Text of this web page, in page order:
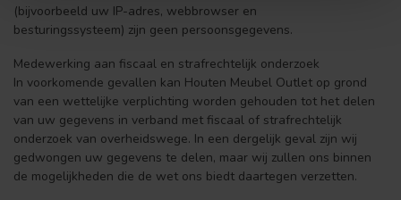
(bijvoorbeeld uw IP-adres, webbrowser en
besturingssysteem) zijn geen persoonsgegevens.
Medewerking aan fiscaal en strafrechtelijk onderzoek
In voorkomende gevallen kan Houten Meubel Outlet op grond
van een wettelijke verplichting worden gehouden tot het delen
van uw gegevens in verband met fiscaal of strafrechtelijk
onderzoek van overheidswege. In een dergelijk geval zijn wij
gedwongen uw gegevens te delen, maar wij zullen ons binnen
de mogelijkheden die de wet ons biedt daartegen verzetten.